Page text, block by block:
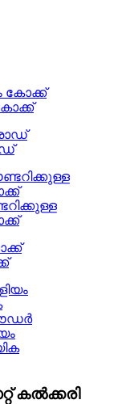
കൽക്കരി